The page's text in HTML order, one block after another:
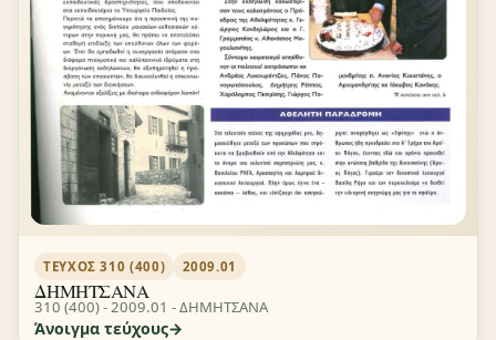
ΤΕΎΧΟΣ 310 (400) 2009.01
ΔΗΜΗΤΣΑΝΑ
310 (400) - 2009.01 - ΔΗΜΗΤΣΑΝΑ
Άνοιγμα τεύχους